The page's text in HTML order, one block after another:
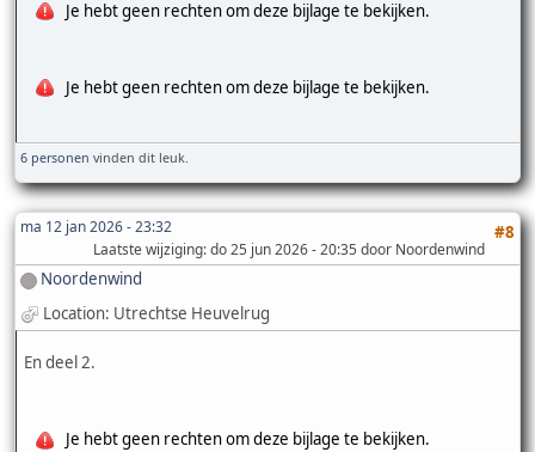
Je hebt geen rechten om deze bijlage te bekijken.
Je hebt geen rechten om deze bijlage te bekijken.
6 personen vinden dit leuk.
ma 12 jan 2026 - 23:32 #8
Laatste wijziging: do 25 jun 2026 - 20:35 door Noordenwind
Noordenwind
Location: Utrechtse Heuvelrug
En deel 2.
Je hebt geen rechten om deze bijlage te bekijken.